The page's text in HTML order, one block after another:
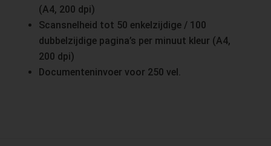
(A4, 200 dpi)
Scansnelheid tot 50 enkelzijdige / 100
dubbelzijdige pagina’s per minuut kleur (A4,
200 dpi)
Documenteninvoer voor 250 vel.